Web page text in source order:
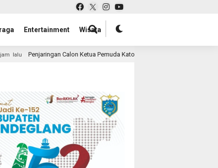
Entertainment Wisata
Pemuda Katolik Papua Barat Daya Dimulai, Muskomda II Siap Digelar